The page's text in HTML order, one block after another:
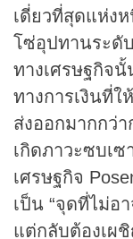
เดี่ยวที่สุดแห่ง
โซ่อุปทานระดั
ทางเศรษฐกิจ
ทางการเงินที่
ส่งออกมากกว่
เกิดภาวะซบเ
เศรษฐกิจ
เป็น “จุดที่ไม่อ
แต่กลับต้องเผ